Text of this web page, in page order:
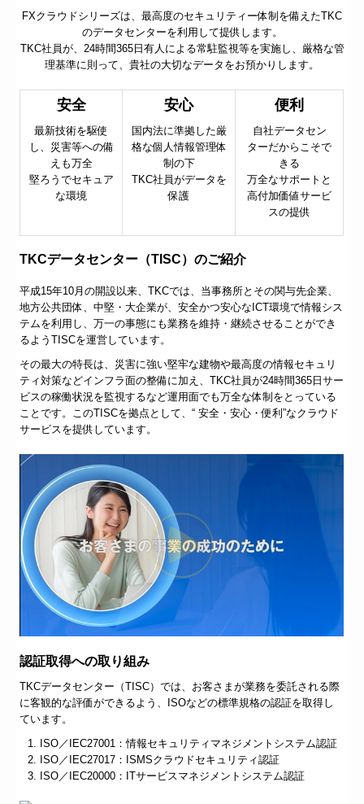
FXクラウドシリーズは、最高度のセキュリティー体制を備えたTKC
のデータセンターを利用して提供します。
TKC社員が、24時間365日有人による常駐監視等を実施し、厳格な管
理基準に則って、貴社の大切なデータをお預かりします。
安全
最新技術を駆使
し、災害等への備
えも万全
堅ろうでセキュア
な環境
安心
国内法に準拠した厳
格な個人情報管理体
制の下
TKC社員がデータを
保護
便利
自社データセン
ターだからこそで
きる
万全なサポートと
高付加価値サービ
スの提供
TKCデータセンター（TISC）のご紹介
平成15年10月の開設以来、TKCでは、当事務所とその関与先企業、
地方公共団体、中堅・大企業が、安全かつ安心なICT環境で情報シス
テムを利用し、万一の事態にも業務を維持・継続させることができ
るようTISCを運営しています。
その最大の特長は、災害に強い堅牢な建物や最高度の情報セキュリ
ティ対策などインフラ面の整備に加え、TKC社員が24時間365日サー
ビスの稼働状況を監視するなど運用面でも万全な体制をとっている
ことです。このTISCを拠点として、“ 安全・安心・便利”なクラウド
サービスを提供しています。
認証取得への取り組み
TKCデータセンター（TISC）では、お客さまが業務を委託される際
に客観的な評価ができるよう、ISOなどの標準規格の認証を取得し
ています。
ISO／IEC27001：情報セキュリティマネジメントシステム認証
ISO／IEC27017：ISMSクラウドセキュリティ認証
ISO／IEC20000：ITサービスマネジメントシステム認証